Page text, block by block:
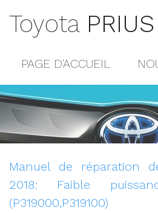
Toyota PRIUS
PAGE D'ACCUEIL
POPULAIRE
CONTACTS
Manuel de réparation
2018: Faible
(P319000,P319100)